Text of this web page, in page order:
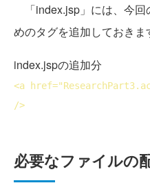
「index.jsp」には、今回
めのタグを追加しておきま
index.jspの追加分
<a href
/>
必要なファイルの